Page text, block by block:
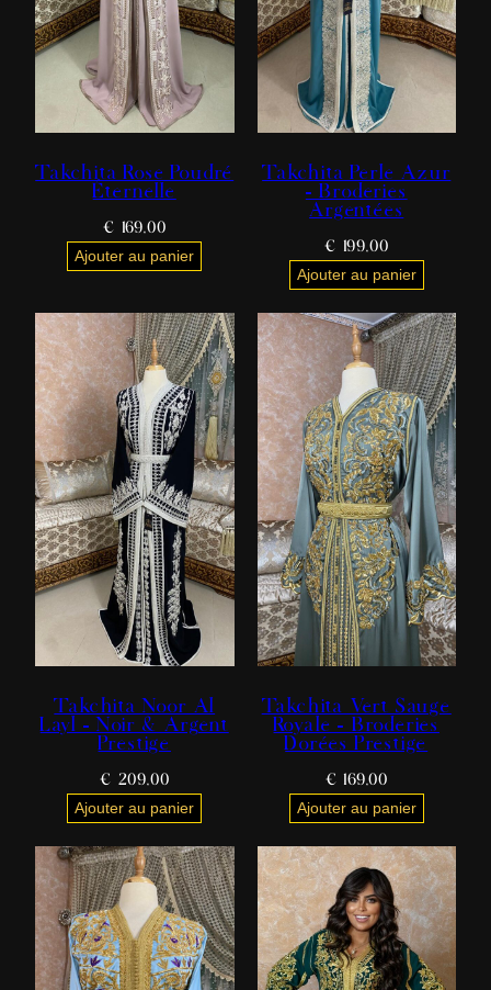
Takchita Rose Poudré
Éternelle
€ 169,00
Ajouter au panier
Takchita Perle Azur
– Broderies
Argentées
€ 199,00
Ajouter au panier
Takchita Noor Al
Layl – Noir & Argent
Prestige
€ 209,00
Ajouter au panier
Takchita Vert Sauge
Royale – Broderies
Dorées Prestige
€ 169,00
Ajouter au panier